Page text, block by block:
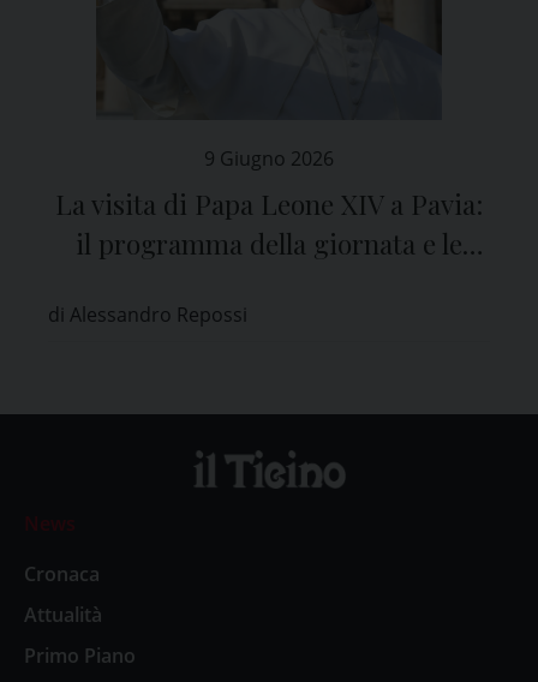
9 Giugno 2026
La visita di Papa Leone XIV a Pavia:
il programma della giornata e le
di Alessandro Repossi
News
Cronaca
Attualità
Primo Piano